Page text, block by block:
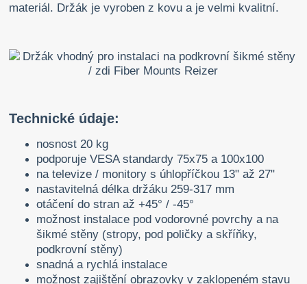
materiál. Držák je vyroben z kovu a je velmi kvalitní.
Technické údaje:
nosnost 20 kg
podporuje VESA standardy 75x75 a 100x100
na televize / monitory s úhlopříčkou 13" až 27"
nastavitelná délka držáku 259-317 mm
otáčení do stran až +45° / -45°
možnost instalace pod vodorovné povrchy a na
šikmé stěny (stropy, pod poličky a skříňky,
podkrovní stěny)
snadná a rychlá instalace
možnost zajištění obrazovky v zaklopeném stavu